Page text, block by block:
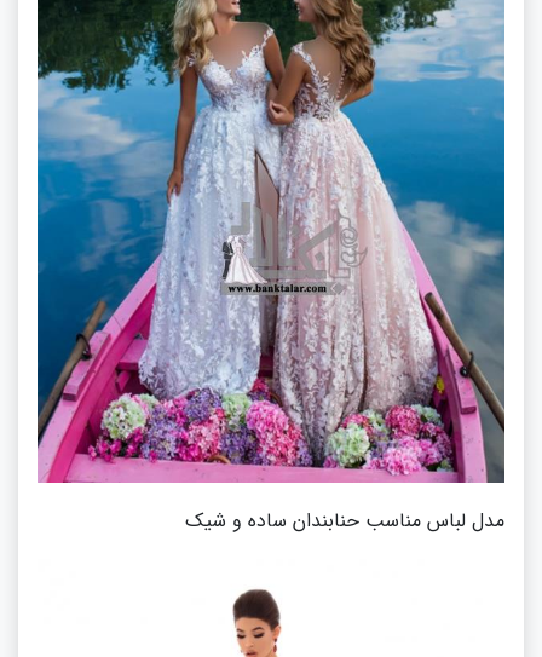
مدل لباس مناسب حنابندان ساده و شیک